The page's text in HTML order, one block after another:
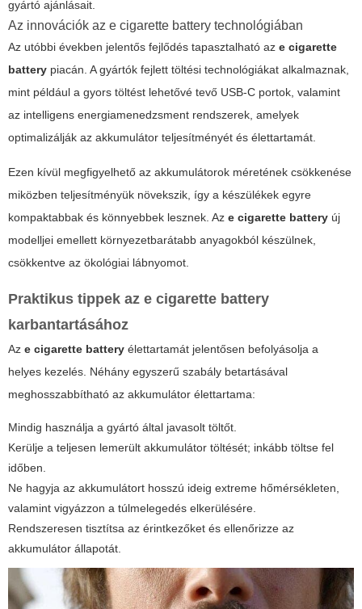
gyártó ajánlásait.
Az innovációk az e cigarette battery technológiában
Az utóbbi években jelentős fejlődés tapasztalható az e cigarette
battery piacán. A gyártók fejlett töltési technológiákat alkalmaznak,
mint például a gyors töltést lehetővé tevő USB-C portok, valamint
az intelligens energiamenedzsment rendszerek, amelyek
optimalizálják az akkumulátor teljesítményét és élettartamát.
Ezen kívül megfigyelhető az akkumulátorok méretének csökkenése
miközben teljesítményük növekszik, így a készülékek egyre
kompaktabbak és könnyebbek lesznek. Az e cigarette battery új
modelljei emellett környezetbarátabb anyagokból készülnek,
csökkentve az ökológiai lábnyomot.
Praktikus tippek az e cigarette battery
karbantartásához
Az e cigarette battery élettartamát jelentősen befolyásolja a
helyes kezelés. Néhány egyszerű szabály betartásával
meghosszabbítható az akkumulátor élettartama:
Mindig használja a gyártó által javasolt töltőt.
Kerülje a teljesen lemerült akkumulátor töltését; inkább töltse fel
időben.
Ne hagyja az akkumulátort hosszú ideig extreme hőmérsékleten,
valamint vigyázzon a túlmelegedés elkerülésére.
Rendszeresen tisztítsa az érintkezőket és ellenőrizze az
akkumulátor állapotát.